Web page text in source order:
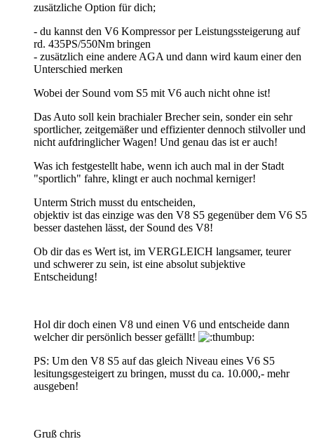
zusätzliche Option für dich;
- du kannst den V6 Kompressor per Leistungssteigerung auf
rd. 435PS/550Nm bringen
- zusätzlich eine andere AGA und dann wird kaum einer den
Unterschied merken
Wobei der Sound vom S5 mit V6 auch nicht ohne ist!
Das Auto soll kein brachialer Brecher sein, sonder ein sehr
sportlicher, zeitgemäßer und effizienter dennoch stilvoller und
nicht aufdringlicher Wagen! Und genau das ist er auch!
Was ich festgestellt habe, wenn ich auch mal in der Stadt
"sportlich" fahre, klingt er auch nochmal kerniger!
Unterm Strich musst du entscheiden,
objektiv ist das einzige was den V8 S5 gegenüber dem V6 S5
besser dastehen lässt, der Sound des V8!
Ob dir das es Wert ist, im VERGLEICH langsamer, teurer
und schwerer zu sein, ist eine absolut subjektive
Entscheidung!
Hol dir doch einen V8 und einen V6 und entscheide dann
welcher dir persönlich besser gefällt!
PS: Um den V8 S5 auf das gleich Niveau eines V6 S5
lesitungsgesteigert zu bringen, musst du ca. 10.000,- mehr
ausgeben!
Gruß chris